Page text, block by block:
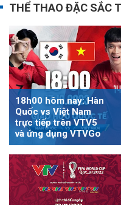
THỂ THAO ĐẶC SẮC
18h00 hôm nay: Hàn
Quốc vs Việt Nam
trực tiếp trên VTV5
và ứng dụng VTVGo